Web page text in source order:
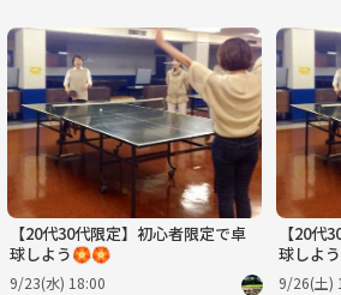
【20代30代限定】初心者限定で卓
球しよう🏵️🏵️
9/23(水) 18:00
【20代
球し
9/26(土)